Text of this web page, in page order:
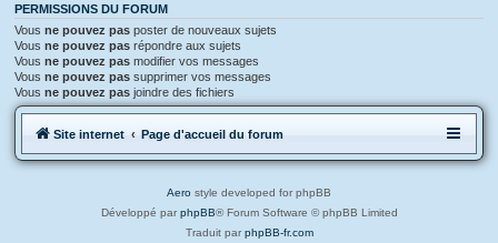
PERMISSIONS DU FORUM
Vous ne pouvez pas poster de nouveaux sujets
Vous ne pouvez pas répondre aux sujets
Vous ne pouvez pas modifier vos messages
Vous ne pouvez pas supprimer vos messages
Vous ne pouvez pas joindre des fichiers
Site internet Page d'accueil du forum
Aero style developed for phpBB
Développé par phpBB® Forum Software © phpBB Limited
Traduit par phpBB-fr.com